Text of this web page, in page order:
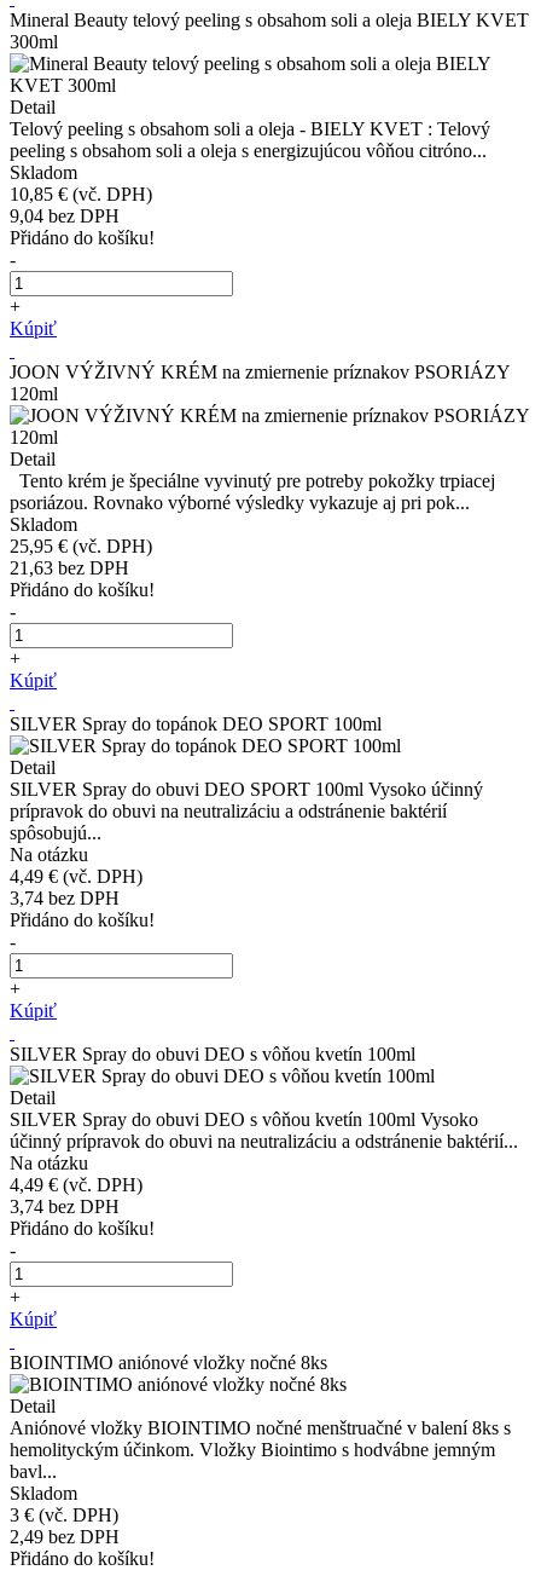
Mineral Beauty telový peeling s obsahom soli a oleja BIELY KVET
300ml
Detail
Telový peeling s obsahom soli a oleja - BIELY KVET : Telový
peeling s obsahom soli a oleja s energizujúcou vôňou citróno...
Skladom
10,85 € (vč. DPH)
9,04 bez DPH
Přidáno do košíku!
-
+
Kúpiť
JOON VÝŽIVNÝ KRÉM na zmiernenie príznakov PSORIÁZY
120ml
Detail
Tento krém je špeciálne vyvinutý pre potreby pokožky trpiacej
psoriázou. Rovnako výborné výsledky vykazuje aj pri pok...
Skladom
25,95 € (vč. DPH)
21,63 bez DPH
Přidáno do košíku!
-
+
Kúpiť
SILVER Spray do topánok DEO SPORT 100ml
Detail
SILVER Spray do obuvi DEO SPORT 100ml Vysoko účinný
prípravok do obuvi na neutralizáciu a odstránenie baktérií
spôsobujú...
Na otázku
4,49 € (vč. DPH)
3,74 bez DPH
Přidáno do košíku!
-
+
Kúpiť
SILVER Spray do obuvi DEO s vôňou kvetín 100ml
Detail
SILVER Spray do obuvi DEO s vôňou kvetín 100ml Vysoko
účinný prípravok do obuvi na neutralizáciu a odstránenie baktérií...
Na otázku
4,49 € (vč. DPH)
3,74 bez DPH
Přidáno do košíku!
-
+
Kúpiť
BIOINTIMO aniónové vložky nočné 8ks
Detail
Aniónové vložky BIOINTIMO nočné menštruačné v balení 8ks s
hemolityckým účinkom. Vložky Biointimo s hodvábne jemným
bavl...
Skladom
3 € (vč. DPH)
2,49 bez DPH
Přidáno do košíku!